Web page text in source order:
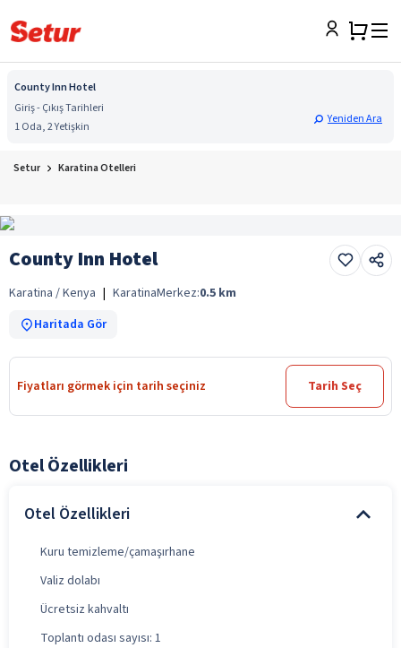
County Inn Hotel
Giriş - Çıkış Tarihleri
1 Oda, 2 Yetişkin
Yeniden Ara
Setur Karatina Otelleri
County Inn Hotel
Karatina / Kenya | KaratinaMerkez:0.5 km
Haritada Gör
Fiyatları görmek için tarih seçiniz Tarih Seç
Otel Özellikleri
Otel Özellikleri
Kuru temizleme/çamaşırhane
Valiz dolabı
Ücretsiz kahvaltı
Toplantı odası sayısı: 1